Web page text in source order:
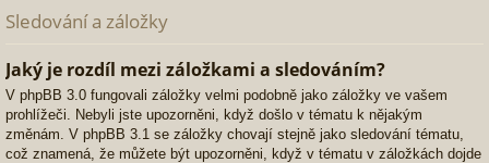
Sledování a záložky
Jaký je rozdíl mezi záložkami a sledováním?
V phpBB 3.0 fungovali záložky velmi podobně jako záložky ve vašem
prohlížeči. Nebyli jste upozorněni, když došlo v tématu k nějakým
změnám. V phpBB 3.1 se záložky chovají stejně jako sledování tématu,
což znamená, že můžete být upozorněni, když v tématu v záložkách dojde